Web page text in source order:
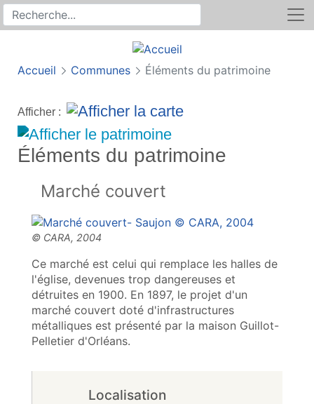
Recherche sur le site
Rechercher
Accueil Communes Éléments du patrimoine
Afficher :
Éléments du patrimoine
Marché couvert
Ce marché est celui qui remplace les halles de
l'église, devenues trop dangereuses et
détruites en 1900. En 1897, le projet d'un
marché couvert doté d'infrastructures
métalliques est présenté par la maison Guillot-
Pelletier d'Orléans.
Localisation